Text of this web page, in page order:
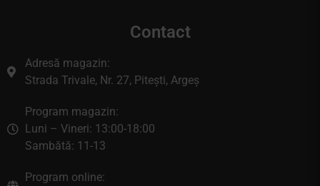
Contact
Adresă magazin:
Strada Trivale, Nr. 27, Pitești, Argeș
Program magazin:
Luni – Vineri: 13:00-18:00
Sambătă: 11-13
Program online: